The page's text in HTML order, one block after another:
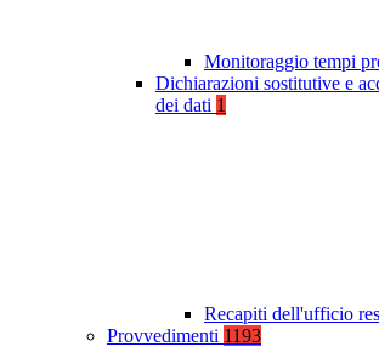
Monitoraggio tempi
Dichiarazioni sostitutive e
dei dati 1
Recapiti dell'ufficio
Provvedimenti 1193